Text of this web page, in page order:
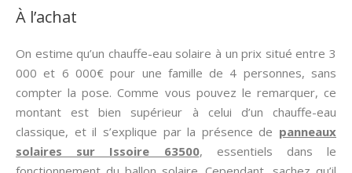
À l’achat
On estime qu’un chauffe-eau solaire à un prix situé entre 3
000 et 6 000€ pour une famille de 4 personnes, sans
compter la pose. Comme vous pouvez le remarquer, ce
montant est bien supérieur à celui d’un chauffe-eau
classique, et il s’explique par la présence de panneaux
solaires sur Issoire 63500, essentiels dans le